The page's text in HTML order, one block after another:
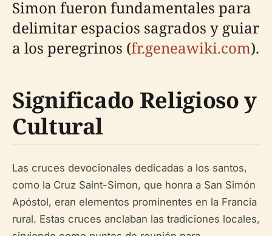
Simon fueron fundamentales para
delimitar espacios sagrados y guiar
a los peregrinos (fr.geneawiki.com).
Significado Religioso y
Cultural
Las cruces devocionales dedicadas a los santos,
como la Cruz Saint-Simon, que honra a San Simón
Apóstol, eran elementos prominentes en la Francia
rural. Estas cruces anclaban las tradiciones locales,